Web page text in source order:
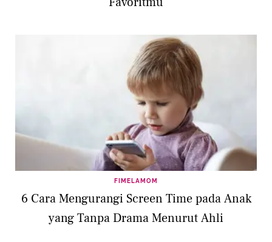
FIMELAMOM
6 Cara Mengurangi Screen Time pada Anak
yang Tanpa Drama Menurut Ahli